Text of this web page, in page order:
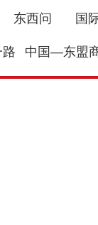
东西问 国
中国—东盟